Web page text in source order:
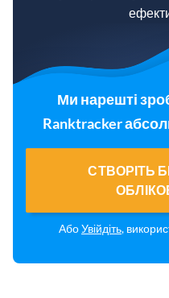
Ми нарешті
Ranktracker
СТВОРІТЬ
АбоУвійдіть,